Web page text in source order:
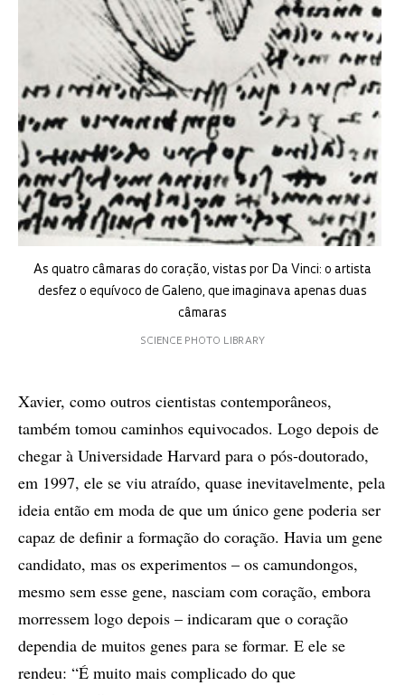
As quatro câmaras do coração, vistas por Da Vinci: o artista
desfez o equívoco de Galeno, que imaginava apenas duas
câmaras
SCIENCE PHOTO LIBRARY
Xavier, como outros cientistas contemporâneos,
também tomou caminhos equivocados. Logo depois de
chegar à Universidade Harvard para o pós-doutorado,
em 1997, ele se viu atraído, quase inevitavelmente, pela
ideia então em moda de que um único gene poderia ser
capaz de definir a formação do coração. Havia um gene
candidato, mas os experimentos – os camundongos,
mesmo sem esse gene, nasciam com coração, embora
morressem logo depois – indicaram que o coração
dependia de muitos genes para se formar. E ele se
rendeu: “É muito mais complicado do que